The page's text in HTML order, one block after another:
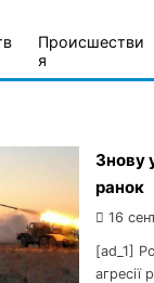
Происшестви
я
Знову
ранок
16
[ad_1]
агресії